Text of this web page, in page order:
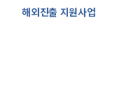
해외진출 지원사업